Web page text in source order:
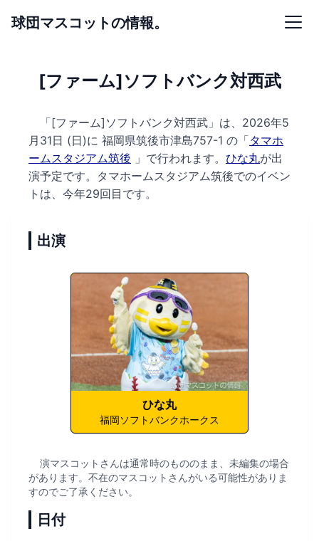
球団マスコットの情報。
[ファーム]ソフトバンク対西武
「[ファーム]ソフトバンク対西武」は、2026年5
月31日 (日)に 福岡県筑後市津島757-1 の 「タマホ
ームスタジアム筑後 」で行われます。 ひな丸が出
演予定です。 タマホームスタジアム筑後でのイベン
トは、今年29回目です。
出演
ひな丸
福岡ソフトバンクホークス
演マスコットさんは通常時のもののまま、未編集の場合
があります。不在のマスコットさんがいる可能性がありま
すのでご了承ください。
日付